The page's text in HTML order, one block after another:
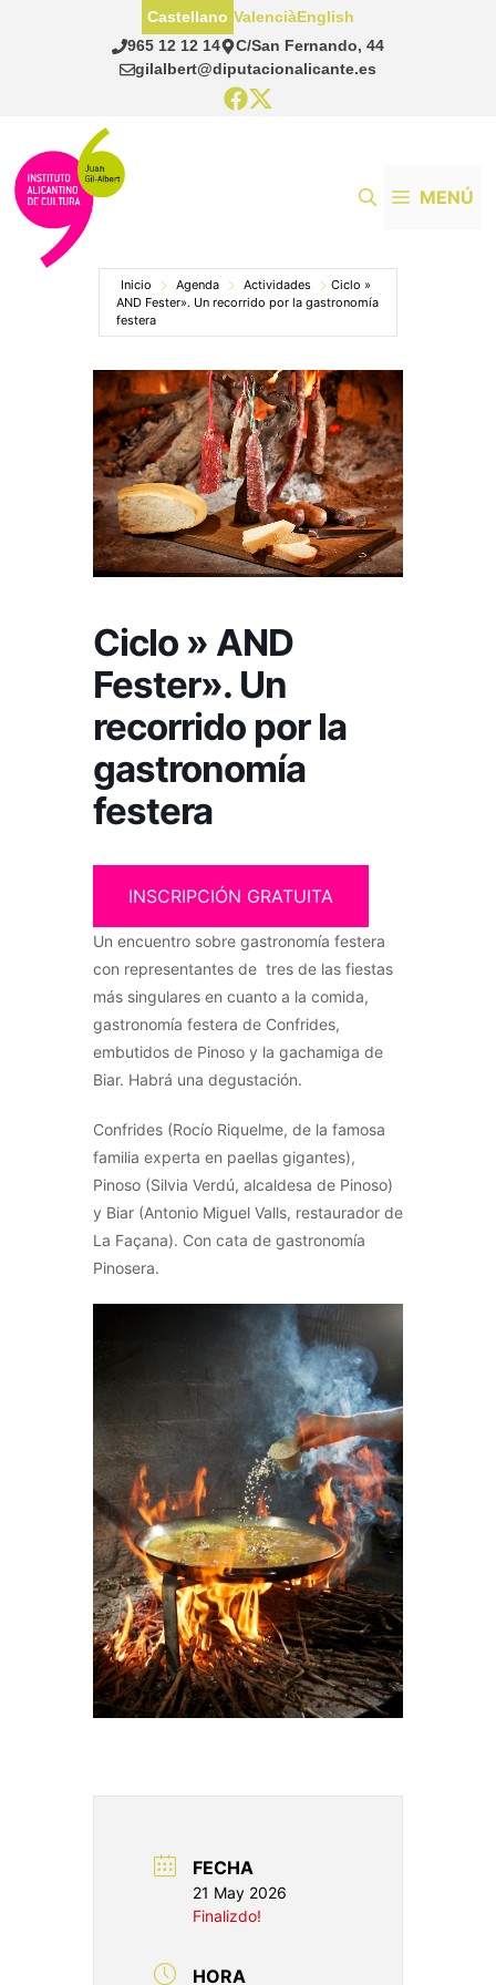
965 12 12 14
C/San Fernando, 44
gilalbert@diputacionalicante.es
Castellano ValenciàEnglish
MENÚ
Inicio Agenda Actividades
Ciclo »
AND Fester». Un recorrido por la gastronomía
festera
Ciclo » AND
Fester». Un
recorrido por la
gastronomía
festera
INSCRIPCIÓN GRATUITA
Un encuentro sobre gastronomía festera
con representantes de tres de las fiestas
más singulares en cuanto a la comida,
gastronomía festera de Confrides,
embutidos de Pinoso y la gachamiga de
Biar. Habrá una degustación.
Confrides (Rocío Riquelme, de la famosa
familia experta en paellas gigantes),
Pinoso (Silvia Verdú, alcaldesa de Pinoso)
y Biar (Antonio Miguel Valls, restaurador de
La Façana). Con cata de gastronomía
Pinosera.
FECHA
21 May 2026
Finalizdo!
HORA